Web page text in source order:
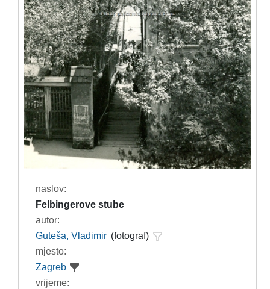
naslov:
Felbingerove stube
autor:
Guteša, Vladimir (fotograf)
mjesto:
Zagreb
vrijeme: